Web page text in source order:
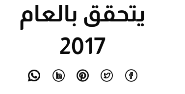
يتحقق بالعام
2017